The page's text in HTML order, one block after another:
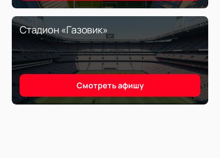
Стадион «Газовик»
Оренбург, Цветной бул., 31, корп. 1
Смотреть афишу